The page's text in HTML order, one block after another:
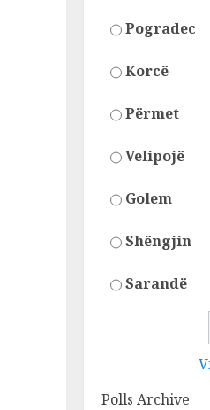
Pogradec
Korcë
Përmet
Velipojë
Golem
Shëngjin
Sarandë
Polls Archive